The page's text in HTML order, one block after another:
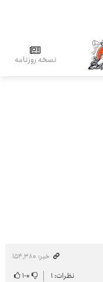
نسخه روزنامه
خبر: ۱۵۴٬۳۸۰
نظرات: ۱ ۰-۱